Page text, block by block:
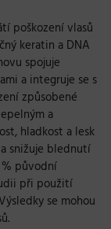
poškození vlasů
čný keratin a DNA
spojuje
a integruje se s
způsobené
a
hladkost a lesk
snižuje blednutí
původní
při použití
se mohou